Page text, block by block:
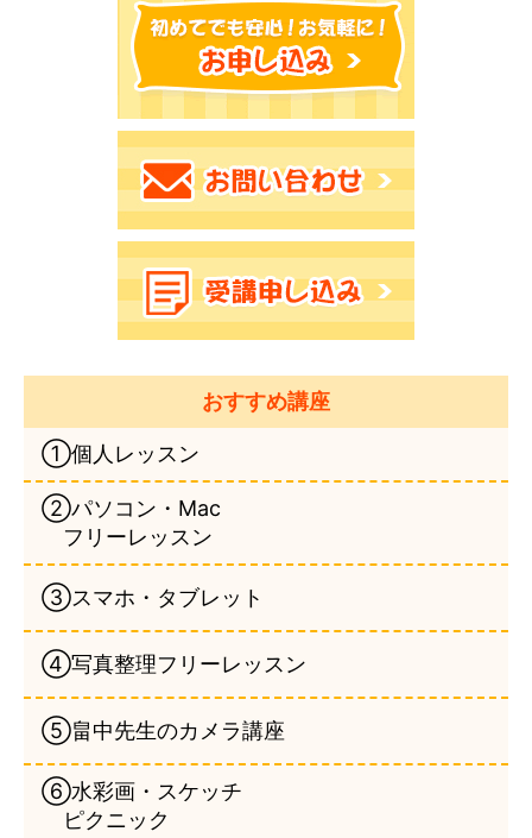
おすすめ講座
①個人レッスン
②パソコン・Mac
フリーレッスン
③スマホ・タブレット
④写真整理フリーレッスン
⑤畠中先生のカメラ講座
⑥水彩画・スケッチ
ピクニック